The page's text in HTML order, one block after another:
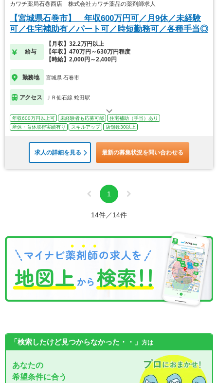
カワチ薬局石巻西店 株式会社カワチ薬品の薬剤師求人
【宮城県石巻市】 年収600万円可／月9休／未経験
可／住宅補助有／パート可／時短勤務可／各種手当◎
給与
【月収】32.2万円以上
【年収】470万円～630万円程度
【時給】2,000円～2,400円
勤務地 宮城県 石巻市
アクセス ＪＲ仙石線 蛇田駅
年収600万円以上可 未経験者も応募可能
住宅補助（手当）あり
産休・育休取得実績有り
スキルアップ 店舗数30以上
求人の詳細を見る 最新の募集状況を問い合わせる
1
14件／14件
「検索したけど見つからなかった・・」 方は
あなたの
希望条件に合う